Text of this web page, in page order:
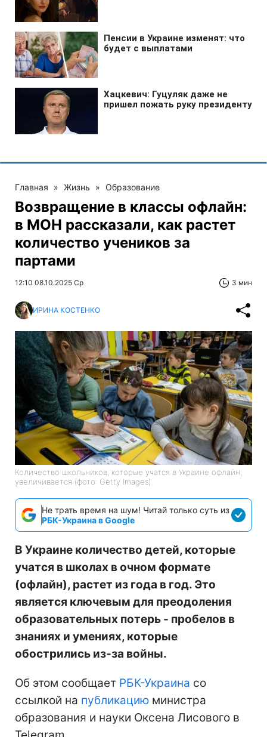
Главная » Жизнь » Образование
Возвращение в классы офлайн:
в МОН рассказали, как растет
количество учеников за
партами
12:10 08.10.2025 Ср 3 мин
ИРИНА КОСТЕНКО
Количество школьников, которые учатся в Украине офлайн,
увеличивается (фото: Getty Images)
Не трать время на шум! Читай только суть из
РБК-Украина в Google
В Украине количество детей, которые
учатся в школах в очном формате
(офлайн), растет из года в год. Это
является ключевым для преодоления
образовательных потерь - пробелов в
знаниях и умениях, которые
обострились из-за войны.
Об этом сообщает РБК-Украина со
ссылкой на публикацию министра
образования и науки Оксена Лисового в